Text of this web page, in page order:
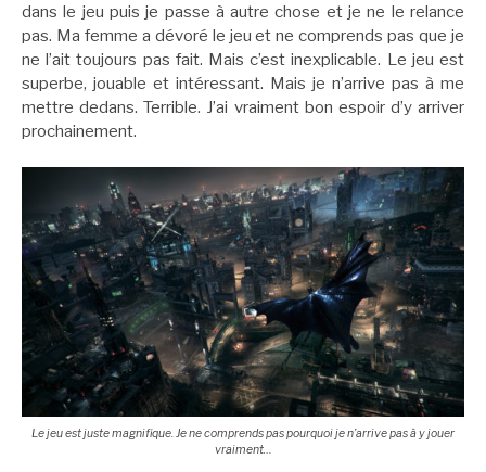
dans le jeu puis je passe à autre chose et je ne le relance
pas. Ma femme a dévoré le jeu et ne comprends pas que je
ne l’ait toujours pas fait. Mais c’est inexplicable. Le jeu est
superbe, jouable et intéressant. Mais je n’arrive pas à me
mettre dedans. Terrible. J’ai vraiment bon espoir d’y arriver
prochainement.
Le jeu est juste magnifique. Je ne comprends pas pourquoi je n’arrive pas à y jouer
vraiment…